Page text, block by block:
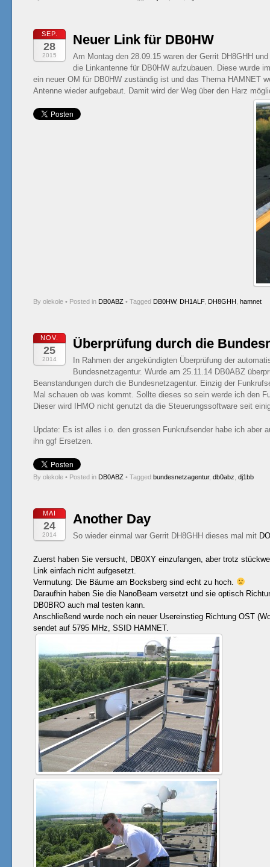
SEP.
28
2015
Neuer Link für DB0HW
Am Montag den 28.09.15 waren der Gerrit DH8GHH
die Linkantenne für DB0HW aufzubauen. Diese wurde
ein neuer OM für DB0HW zuständig ist und das Thema HAMNET
Antenne wieder aufgebaut. Damit wird der Weg über den Harz
By olekole • Posted in DB0ABZ • Tagged DB0HW, DH1ALF, DH8GHH hamnet
NOV.
25
2014
Überprüfung durch die
In Rahmen der angekündigten Überprüfung der
Bundesnetzagentur. Wurde am 25.11.14 DB0ABZ
Beanstandungen durch die Bundesnetzagentur. Einzig der
Mal schauen ob was kommt. Sollte dieses so sein werde ich den
Dieser wird IHMO nicht genutzt da die Steuerungssoftware seit
Update: Es ist alles i.o. den grossen Funkrufsender habe ich aber
ihn ggf Ersetzen.
By olekole • Posted in DB0ABZ • Tagged bundesnetzagentur, db0abz dj1bb
MAI
24
2014
Another Day
So wieder einmal war Gerrit DH8GHH dieses mal mit
Zuerst haben Sie versucht, DB0XY einzufangen, aber trotz
Link einfach nicht aufgesetzt.
Vermutung: Die Bäume am Bocksberg sind echt zu hoch.
Daraufhin haben Sie die NanoBeam versetzt und sie optisch
DB0BRO auch mal testen kann.
Anschließend wurde noch ein neuer Usereinstieg Richtung OST
sendet auf 5795 MHz, SSID HAMNET.